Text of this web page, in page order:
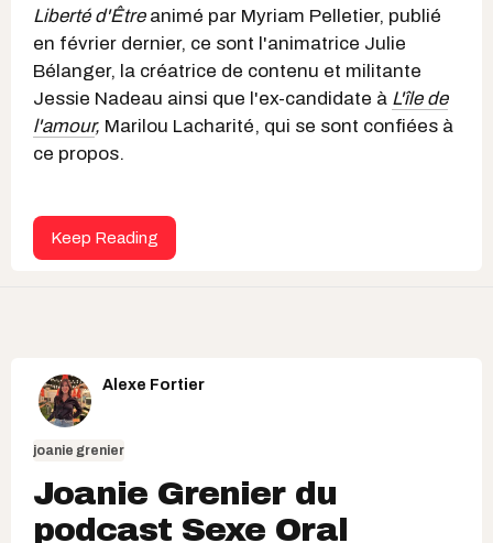
Liberté d'Être animé par Myriam Pelletier, publié
en février dernier, ce sont l'animatrice Julie
Bélanger, la créatrice de contenu et militante
Jessie Nadeau ainsi que l'ex-candidate à L'île de
l'amour, Marilou Lacharité, qui se sont confiées à
ce propos.
Keep Reading
Alexe Fortier
joanie grenier
Joanie Grenier du
podcast Sexe Oral